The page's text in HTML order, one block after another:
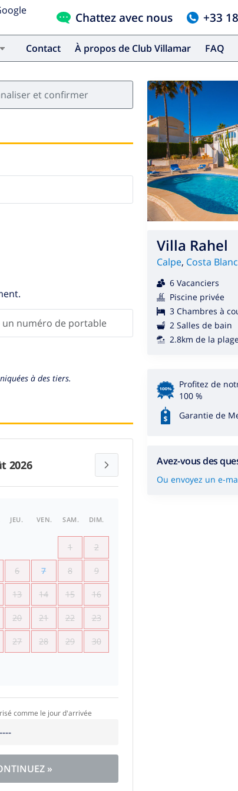
Chattez avec nous +33
Contact À propos de Club Villamar FAQ
et confirmer
à des tiers.
2026
JEU. VEN. SAM. DIM.
1 2
6 7 8 9
13 14 15 16
20 21 22 23
27 28 29 30
comme le jour d'arrivée
»
Villa Rahel
Calpe, Costa
6 Vacanciers
Piscine privée
3 Chambres à
2 Salles de bain
2.8km de la plage
Profitez de
100 %
Garantie de
Avez-vous des
Ou envoyez un e-